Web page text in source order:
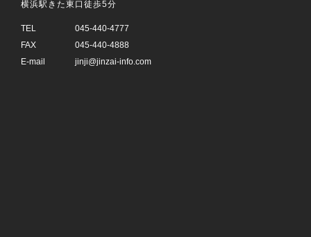
横浜駅きた東口徒歩5分
TEL
045-440-4777
FAX
045-440-4888
E-mail
jinji@jinzai-info.com